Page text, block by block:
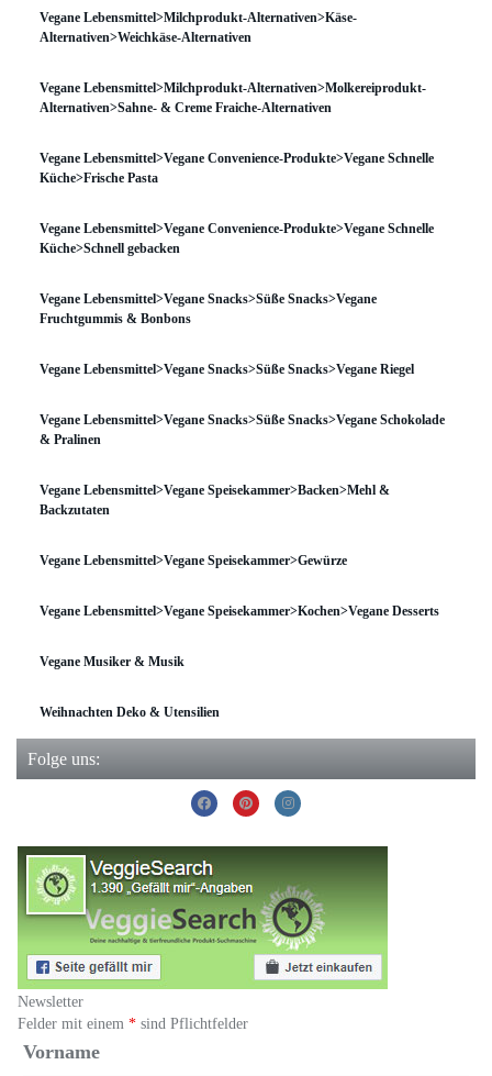
Vegane Lebensmittel>Milchprodukt-Alternativen>Käse-
Alternativen>Weichkäse-Alternativen
Vegane Lebensmittel>Milchprodukt-Alternativen>Molkereiprodukt-
Alternativen>Sahne- & Creme Fraiche-Alternativen
Vegane Lebensmittel>Vegane Convenience-Produkte>Vegane Schnelle
Küche>Frische Pasta
Vegane Lebensmittel>Vegane Convenience-Produkte>Vegane Schnelle
Küche>Schnell gebacken
Vegane Lebensmittel>Vegane Snacks>Süße Snacks>Vegane
Fruchtgummis & Bonbons
Vegane Lebensmittel>Vegane Snacks>Süße Snacks>Vegane Riegel
Vegane Lebensmittel>Vegane Snacks>Süße Snacks>Vegane Schokolade
& Pralinen
Vegane Lebensmittel>Vegane Speisekammer>Backen>Mehl &
Backzutaten
Vegane Lebensmittel>Vegane Speisekammer>Gewürze
Vegane Lebensmittel>Vegane Speisekammer>Kochen>Vegane Desserts
Vegane Musiker & Musik
Weihnachten Deko & Utensilien
Folge uns:
Newsletter
Felder mit einem * sind Pflichtfelder
Vorname